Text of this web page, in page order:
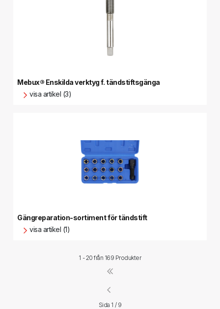
Mebux® Enskilda verktyg f. tändstiftsgänga
visa artikel (3)
Gängreparation-sortiment för tändstift
visa artikel (1)
1 - 20 från 169 Produkter
Sida 1 / 9